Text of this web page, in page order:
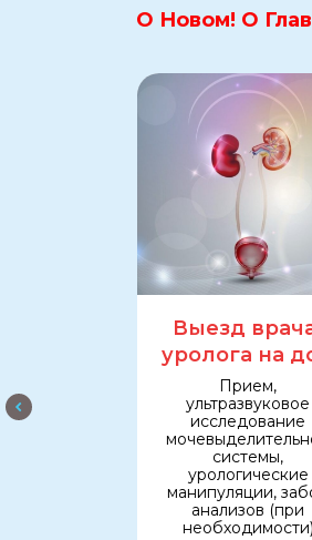
О Новом! О
Выезд
уролога на
Прием,
ультразвуковое
исследование
системы,
урологические
манипуляции,
анализов (при
необходимости)